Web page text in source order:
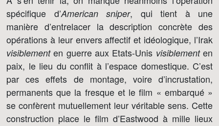
spécifique d’American sniper, qui tient à une
manière d’entrelacer la description concrète des
opérations à leur envers affectif et idéologique, l’Irak
visiblementen guerre aux Etats-Unis visiblementen
paix, le lieu du conflit à l’espace domestique. C’est
par ces effets de montage, voire d’incrustation,
permanents que la fresque et le film « embarqué »
se confèrent mutuellement leur véritable sens. Cette
construction place le film d’Eastwood à mille lieux